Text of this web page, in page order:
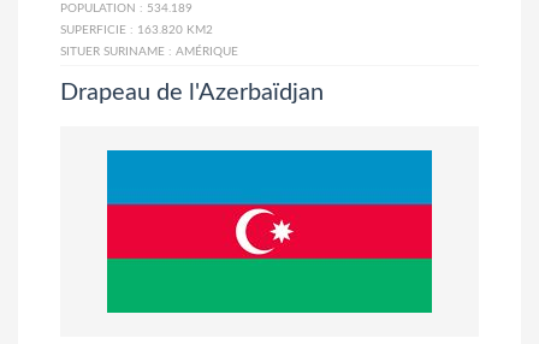
POPULATION : 534.189
SUPERFICIE : 163.820 KM2
SITUER SURINAME : AMÉRIQUE
Drapeau de l'Azerbaïdjan